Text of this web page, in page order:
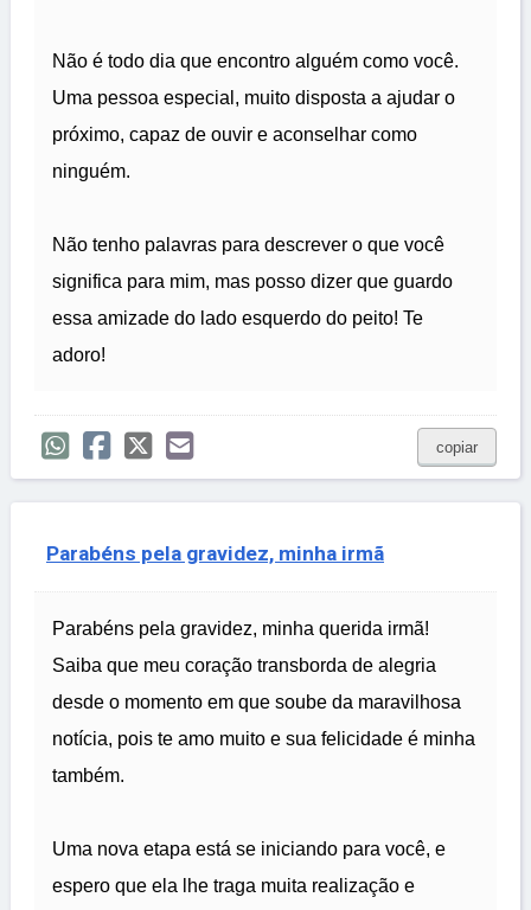
Não é todo dia que encontro alguém como você.
Uma pessoa especial, muito disposta a ajudar o
próximo, capaz de ouvir e aconselhar como
ninguém.
Não tenho palavras para descrever o que você
significa para mim, mas posso dizer que guardo
essa amizade do lado esquerdo do peito! Te
adoro!
copiar
Parabéns pela gravidez, minha irmã
Parabéns pela gravidez, minha querida irmã!
Saiba que meu coração transborda de alegria
desde o momento em que soube da maravilhosa
notícia, pois te amo muito e sua felicidade é minha
também.
Uma nova etapa está se iniciando para você, e
espero que ela lhe traga muita realização e